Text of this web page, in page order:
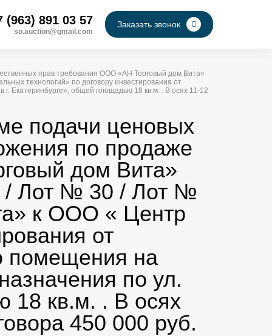
(963) 891 03 57
so.auction@gmail.com
Заказать звонок
прав требования ООО «АН Торговый дом Вита»
технологий» по договору инвестирования от
Екатеринбурге», общей площадью 18 кв.м. . В осях 11-12
подачи ценовых
по продаже
дом Вита»
/ Лот № 30 / Лот №
к ООО « Центр
от
помещения на
по ул.
18 кв.м. . В осях
450 000 руб.